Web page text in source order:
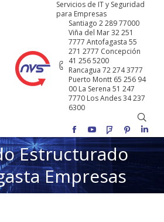
Servicios de IT y Seguridad
para Empresas
Santiago 2 289 77000
Viña del Mar 32 251
7777 Antofagasta 55
271 2777 Concepción
41 256 5200
Rancagua 72 274 3777
Puerto Montt 65 256 94
00 La Serena 51 247
7770 Los Andes 34 237
6300
Buscar:
Facebook
YouTubeFoursquare
Pinterest
Estructurado
Empresas
Estás aquí: